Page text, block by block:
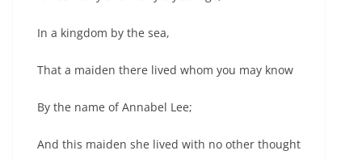
In a kingdom by the sea,
That a maiden there lived whom you may know
By the name of Annabel Lee;
And this maiden she lived with no other thought